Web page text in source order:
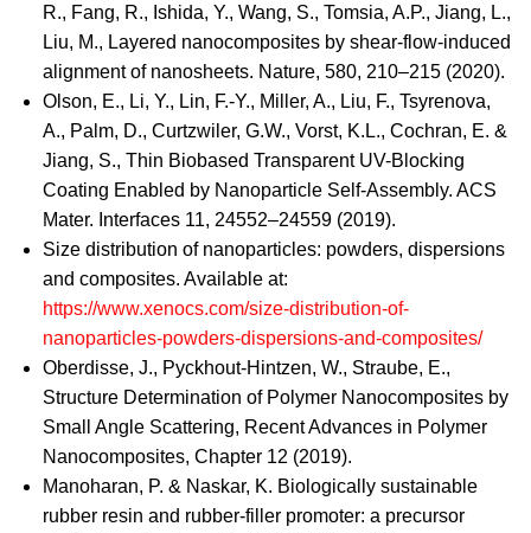
R., Fang, R., Ishida, Y., Wang, S., Tomsia, A.P., Jiang, L.,
Liu, M., Layered nanocomposites by shear-flow-induced
alignment of nanosheets. Nature, 580, 210–215 (2020).
Olson, E., Li, Y., Lin, F.-Y., Miller, A., Liu, F., Tsyrenova,
A., Palm, D., Curtzwiler, G.W., Vorst, K.L., Cochran, E. &
Jiang, S., Thin Biobased Transparent UV-Blocking
Coating Enabled by Nanoparticle Self-Assembly. ACS
Mater. Interfaces 11, 24552–24559 (2019).
Size distribution of nanoparticles: powders, dispersions
and composites. Available at:
https://www.xenocs.com/size-distribution-of-
nanoparticles-powders-dispersions-and-composites/
Oberdisse, J., Pyckhout-Hintzen, W., Straube, E.,
Structure Determination of Polymer Nanocomposites by
Small Angle Scattering, Recent Advances in Polymer
Nanocomposites, Chapter 12 (2019).
Manoharan, P. & Naskar, K. Biologically sustainable
rubber resin and rubber-filler promoter: a precursor